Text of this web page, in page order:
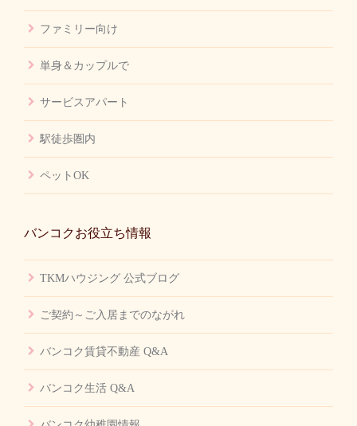
ファミリー向け
単身＆カップルで
サービスアパート
駅徒歩圏内
ペットOK
バンコクお役立ち情報
TKMハウジング 公式ブログ
ご契約～ご入居までのながれ
バンコク賃貸不動産 Q&A
バンコク生活 Q&A